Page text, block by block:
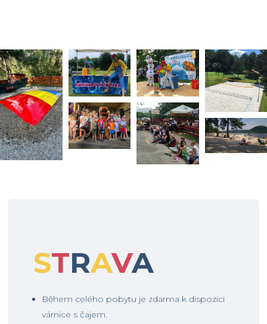
STRAVA
Během celého pobytu je zdarma k dispozici
várnice s čajem.